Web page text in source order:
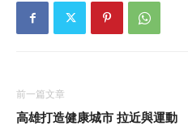
前一篇文章
高雄打造健康城市 拉近與運動